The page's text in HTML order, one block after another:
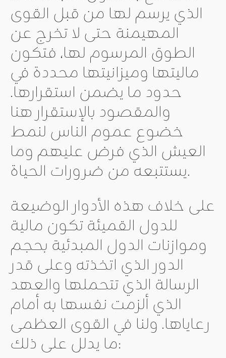
الذي يرسم لها من قبل القوى
المهيمنة حتى لا تخرج عن
الطوق المرسوم لها، فتكون
ماليتها وميزانيتها محددة في
حدود ما يضمن استقرارها.
والمقصود بالإستقرار هنا
خضوع عموم الناس لنمط
العيش الذي فرض عليهم وما
يستتبعه من ضرورات الحياة.
على خلاف هذه الأدوار الوضيعة
للدول القميئة تكون مالية
وموازنات الدول المبدئية بحجم
الدور الذي اتخذته وعلى قدر
الرسالة الذي تتحملها والعهد
الذي ألزمت نفسها به أمام
رعاياها. ولنا في القوى العظمى
ما يدلل على ذلك: